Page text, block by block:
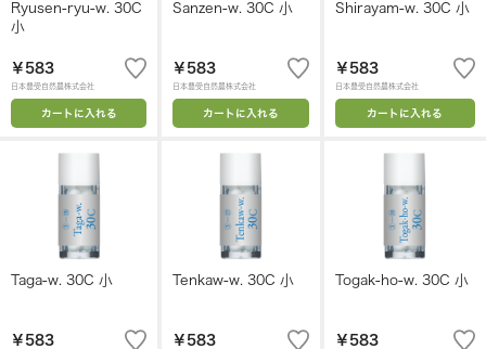
Ryusen-ryu-w. 30C
小
￥583
日本豊受自然農株式会社
カートに入れる
Sanzen-w. 30C 小
￥583
日本豊受自然農株式会社
カートに入れる
Shirayam-w. 30C 小
￥583
日本豊受自然農株式会社
カートに入れる
Taga-w. 30C 小
￥583
Tenkaw-w. 30C 小
￥583
Togak-ho-w. 30C 小
￥583